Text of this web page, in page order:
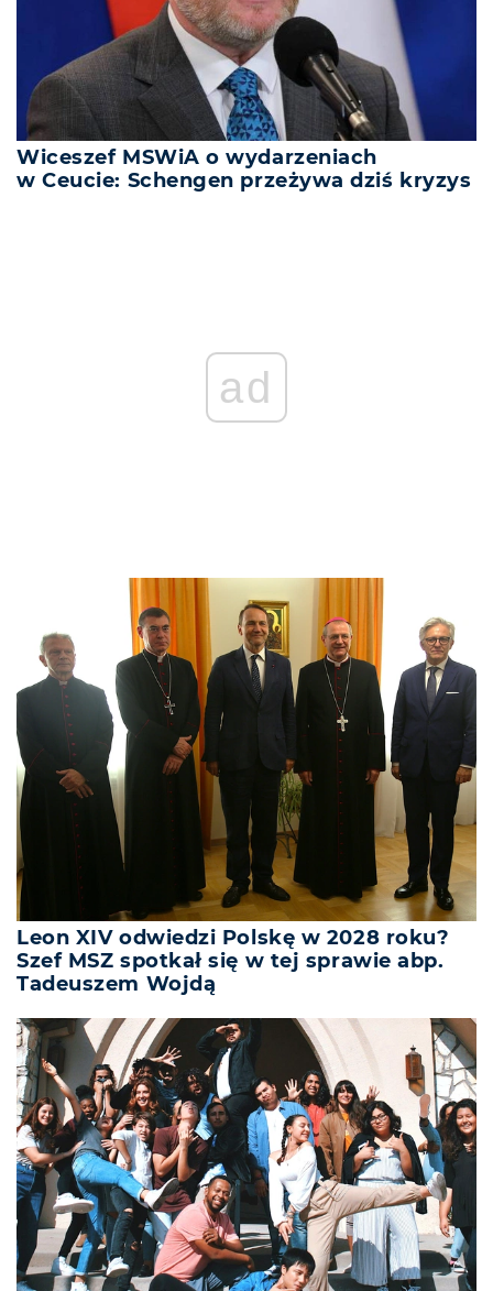
Wiceszef MSWiA o wydarzeniach
w Ceucie: Schengen przeżywa dziś kryzys
ad
Leon XIV odwiedzi Polskę w 2028 roku?
Szef MSZ spotkał się w tej sprawie abp.
Tadeuszem Wojdą